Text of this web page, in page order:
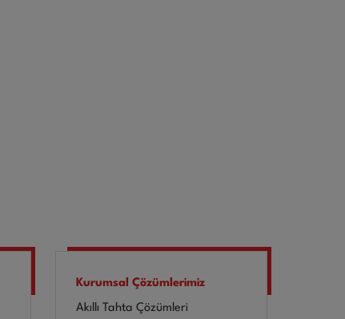
Kurumsal Çözümlerimiz
Akıllı Tahta Çözümleri